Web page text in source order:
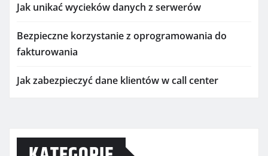
Jak unikać wycieków danych z serwerów
Bezpieczne korzystanie z oprogramowania do
fakturowania
Jak zabezpieczyć dane klientów w call center